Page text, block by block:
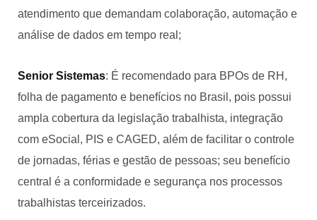
atendimento que demandam colaboração, automação e
análise de dados em tempo real;
Senior Sistemas: É recomendado para BPOs de RH,
folha de pagamento e benefícios no Brasil, pois possui
ampla cobertura da legislação trabalhista, integração
com eSocial, PIS e CAGED, além de facilitar o controle
de jornadas, férias e gestão de pessoas; seu benefício
central é a conformidade e segurança nos processos
trabalhistas terceirizados.